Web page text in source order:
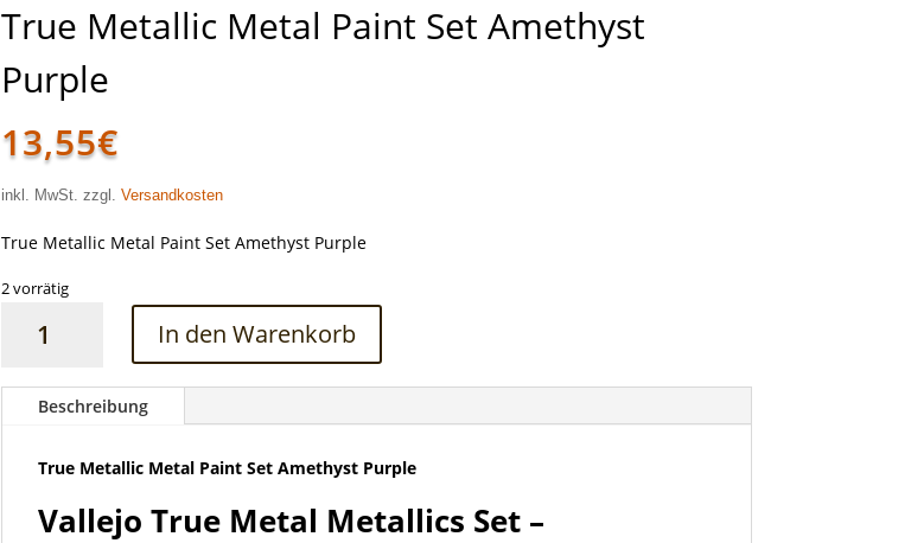
True Metallic Metal Paint Set Amethyst
Purple
13,55€
inkl. MwSt. zzgl.Versandkosten
True Metallic Metal Paint Set Amethyst Purple
2 vorrätig
Metallic
Paint
Purple
Menge
In den Warenkorb
Beschreibung
True Metallic Metal Paint Set Amethyst Purple
Vallejo True Metal Metallics Set –